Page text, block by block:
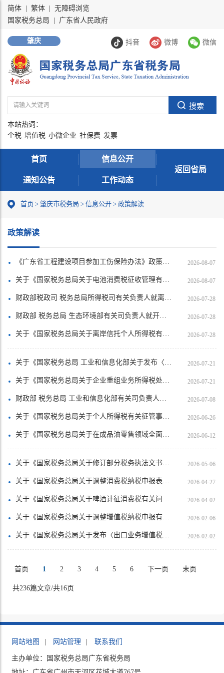
简体 繁体
无障碍浏览
国家税务总局
广东省人民政府
抖音 微博 微信
肇庆
本站热词：
个税 增值税 小微企业 社保费 发票
首页 信息公开
通知公告 工作动态
返回省局
首页 > 肇庆市税务局 > 信息公开 > 政策解读
政策解读
《广东省工程建设项目参加工伤保险办法》政策解读 2026-08-07
关于《国家税务总局关于电池消费税征收管理有关事项的公告》的解读 2026-08-07
财政部税政司 税务总局所得税司有关负责人就离岸信托个人所得税有关事项答记者问 2026-07-28
财政部 税务总局 生态环境部有关司负责人就开展征收挥发性有机物环境保护税试点答记者问 2026-07-28
关于《国家税务总局关于离岸信托个人所得税有关征管事项的公告》的解读 2026-07-28
关于《国家税务总局 工业和信息化部关于发布〈免征车辆购置税的设有固定装置的非运输专用作业车辆目录〉（第二十二批）的公告》的解读 2026-07-21
关于《国家税务总局关于企业重组业务所得税处理有关征管问题的公告》的解读 2026-07-21
财政部 税务总局 工业和信息化部有关司负责人就调整节能汽车、新能源汽车车船税优惠政策答记者问 2026-07-08
关于《国家税务总局关于个人所得税有关征管事项的公告》的解读 2026-06-26
关于《国家税务总局关于在成品油零售领域全面推广“交易即开票”有关事项的公告》的解读 2026-06-12
关于《国家税务总局关于修订部分税务执法文书的公告》的解读 2026-05-06
关于《国家税务总局关于调整消费税纳税申报表有关事项的公告》的解读 2026-04-27
关于《国家税务总局关于啤酒计征消费税有关问题的公告》的解读 2026-04-02
关于《国家税务总局关于调整增值税纳税申报有关事项的公告》的解读 2026-02-06
关于《国家税务总局关于发布〈出口业务增值税和消费税退（免）税管理办法〉的公告》的解读 2026-02-02
首页 1 2 3 4 5 6 下一页 末页
共236篇文章/共16页
网站地图 网站管理 联系我们
主办单位：国家税务总局广东省税务局